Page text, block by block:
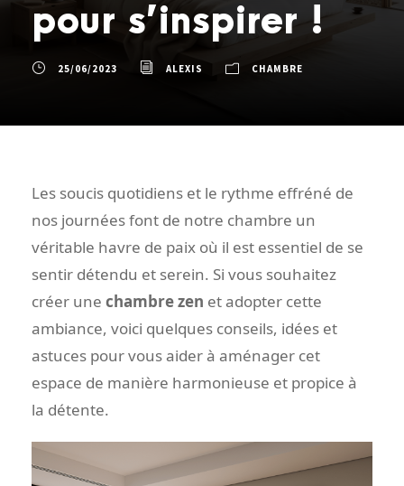
pour s’inspirer !
25/06/2023 ALEXIS CHAMBRE
Les soucis quotidiens et le rythme effréné de
nos journées font de notre chambre un
véritable havre de paix où il est essentiel de se
sentir détendu et serein. Si vous souhaitez
créer une chambre zen et adopter cette
ambiance, voici quelques conseils, idées et
astuces pour vous aider à aménager cet
espace de manière harmonieuse et propice à
la détente.